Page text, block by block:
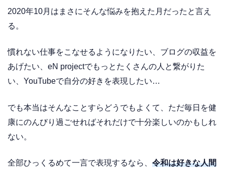
2020年10月はまさにそんな悩みを抱えた月だったと言え
る。
慣れない仕事をこなせるようになりたい、ブログの収益を
あげたい、eN projectでもっとたくさんの人と繋がりた
い、YouTubeで自分の好きを表現したい…
でも本当はそんなことすらどうでもよくて、ただ毎日を健
康にのんびり過ごせればそれだけで十分楽しいのかもしれ
ない。
全部ひっくるめて一言で表現するなら、 令和は好きな人間